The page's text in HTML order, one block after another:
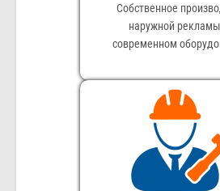
Собственное
наружной
современном